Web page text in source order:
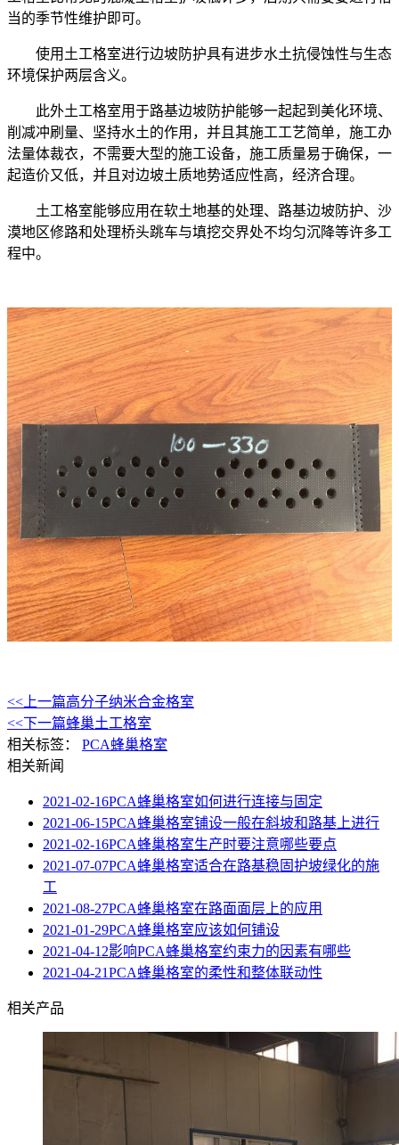
当的季节性维护即可。
使用土工格室进行边坡防护具有进步水土抗侵蚀性与生态
环境保护两层含义。
此外土工格室用于路基边坡防护能够一起起到美化环境、
削减冲刷量、坚持水土的作用，并且其施工工艺简单，施工办
法量体裁衣，不需要大型的施工设备，施工质量易于确保，一
起造价又低，并且对边坡土质地势适应性高，经济合理。
土工格室能够应用在软土地基的处理、路基边坡防护、沙
漠地区修路和处理桥头跳车与填挖交界处不均匀沉降等许多工
程中。
<<上一篇高分子纳米合金格室
<<下一篇蜂巢土工格室
相关标签： PCA蜂巢格室
相关新闻
2021-02-16PCA蜂巢格室如何进行连接与固定
2021-06-15PCA蜂巢格室铺设一般在斜坡和路基上进行
2021-02-16PCA蜂巢格室生产时要注意哪些要点
2021-07-07PCA蜂巢格室适合在路基稳固护坡绿化的施
工
2021-08-27PCA蜂巢格室在路面面层上的应用
2021-01-29PCA蜂巢格室应该如何铺设
2021-04-12影响PCA蜂巢格室约束力的因素有哪些
2021-04-21PCA蜂巢格室的柔性和整体联动性
相关产品